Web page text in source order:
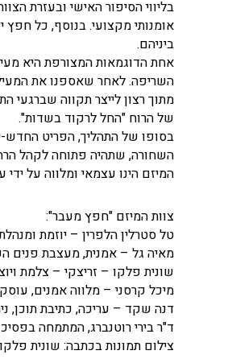
בליווי הסיפור האישי ובעזרת
אומנותי מקצועי. בנוסף, כל
ביניהם.
אחת הדוגמאות המצורפת היא
השריפה. לאחר שאספנו את
מתוך רצון לייצר תקווה
של הרוח "החל לרקוד בשדות".
בסופו של התהליך, הפריט החדש-
השחורה, שתהיה פתוחה לקהל
המיזם הינו עצמאי ומלווה על
צוות המיזם "חפץ מעבר":
טל סטרלין הלפרין – יוזמת
מאיה גל – ‎אמנית, מעצבת פנים העוסקת שנים רבות בחידוש רהיטים.
שונית פלקו – זריצקי – צלמת
מיכל קרסני – מלווה אמנים,
דנה שקד – עריכה, כתיבת תוכן,
ד"ר בירי רוטנברג, המתמחה
צילום תמונות בכתבה: שונית